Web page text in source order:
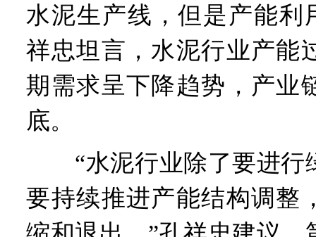
水泥生产线，但是产能利
祥忠坦言，水泥行业产能
期需求呈下降趋势，产业
底。
“水泥行业除了要进行
要持续推进产能结构调整